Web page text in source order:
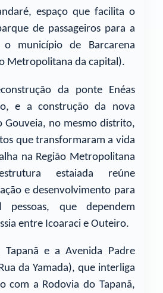
espaço que facilita o
de passageiros para a
município de Barcarena
Metropolitana da capital).
da ponte Enéas
e a construção da nova
Gouveia, no mesmo distrito,
que transformaram a vida
na Região Metropolitana
estaiada reúne
e desenvolvimento para
que dependem
entre Icoaraci e Outeiro.
e a Avenida Padre
da Yamada), que interliga
com a Rodovia do Tapanã,